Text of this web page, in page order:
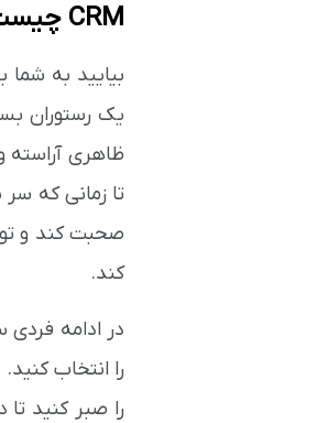
CRM چیست؟
بیایید به
یک رستوران
ظاهری آراسته
تا زمانی که
صحبت کند و
کند.
در ادامه فردی
را انتخاب
را صبر کنید